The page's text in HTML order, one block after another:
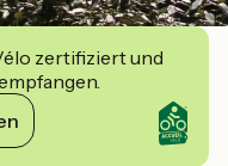
zertifiziert und